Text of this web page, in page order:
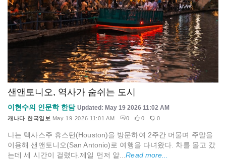
샌앤토니오, 역사가 숨쉬는 도시
이현수의 인문학 한담 Updated: May 19 2026 11:02 AM
캐나다 한국일보 May 19 2026 11:01 AM 0 0 0
나는 텍사스주 휴스턴(Houston)을 방문하여 2주간 머물며 주말을
이용해 샌앤토니오(San Antonio)로 여행을 다녀왔다. 차를 몰고 갔
는데 세 시간이 걸렸다.제일 먼저 알...Read more...